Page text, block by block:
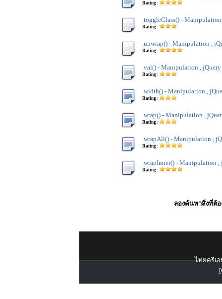
Rating :
.toggleClass() -
Rating :
.unwrap() - Manipulation ,
Rating :
.val() - Manipulation , jQuery
Rating :
.width() - Manipulation ,
Rating :
.wrap() - Manipulation ,
Rating :
.wrapAll() - Manipulation ,
Rating :
.wrapInner() - Manipulation ,
Rating :
ลองค้นหาสิ่งที่ต้อ
ไทยครีเอ
[